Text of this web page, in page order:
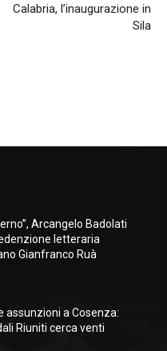
Calabria, l’inaugurazione in
Sila
Arcangelo Badolati
letteraria
Gianfranco Ruà
assunzioni a Cosenza:
Riuniti cerca venti